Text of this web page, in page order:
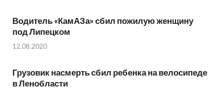
Водитель «КамАЗа» сбил пожилую женщину
под Липецком
12.08.2020
Грузовик насмерть сбил ребенка на велосипеде
в Ленобласти